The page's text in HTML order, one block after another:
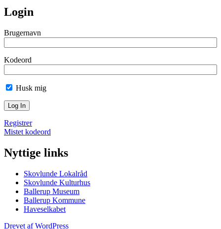
Login
Brugernavn
Kodeord
Husk mig
Registrer
Mistet kodeord
Nyttige links
Skovlunde Lokalråd
Skovlunde Kulturhus
Ballerup Museum
Ballerup Kommune
Haveselkabet
Drevet af WordPress